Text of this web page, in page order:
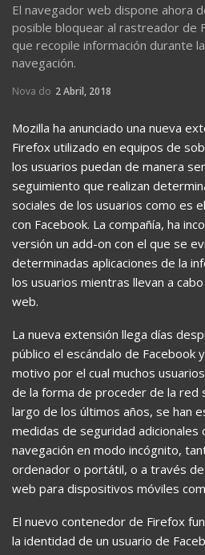
El navegador web dispone ahora
posible bloquear al rastreador de
que recopile información durante
navegación.
Nova do 2 Abril, 2018
Mozilla ha anunciado una nueva
Firefox utilizado en equipos de
los usuarios puedan de manera
seguimiento que realizan
sociales de los usuarios como es
con Facebook. La compañía, ha
versión un add-on con el que se
determinadas aplicaciones de la
los usuarios mientras llevan a
web.
La nueva extensión llega días
público el escándalo de Facebook
motivo por el cual muchos
de la forma de proceder de la red
largo de los últimos años, se han
medidas de seguridad adicionales
navegación en modo incógnito,
ordenador o portátil, o a través
web para dispositivos móviles
El nuevo contenedor de Firefox
la identidad de un usuario de